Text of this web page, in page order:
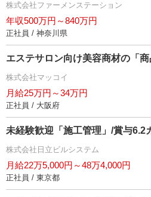
株式会社ファーメンステーション
年収500万円～840万円
正社員 / 神奈川県
エステサロン向け美容商材の「
株式会社マッコイ
月給25万円～34万円
正社員 / 大阪府
未経験歓迎「施工管理」/賞与6.2
株式会社日立ビルシステム
月給22万5,000円～48万4,000円
正社員 / 東京都